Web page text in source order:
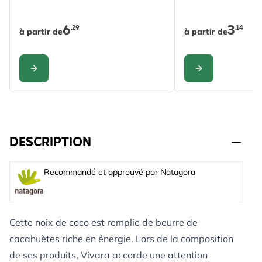
à partir de6,29
CONFIGURER
à partir de3,14
CONFIGURER
DESCRIPTION
Recommandé et approuvé par Natagora
Cette noix de coco est remplie de beurre de
cacahuètes riche en énergie. Lors de la composition
de ses produits, Vivara accorde une attention